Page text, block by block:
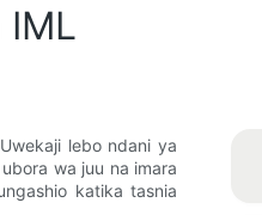
lebo ndani ya
wa juu na imara
katika tasnia